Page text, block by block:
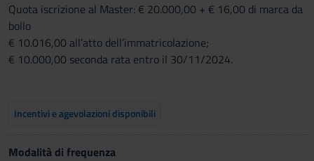
Quota iscrizione al Master: € 20.000,00 + € 16,00 di marca da
bollo
€ 10.016,00 all’atto dell’immatricolazione;
€ 10.000,00 seconda rata entro il 30/11/2024.
Incentivi e agevolazioni disponibili
Modalità di frequenza